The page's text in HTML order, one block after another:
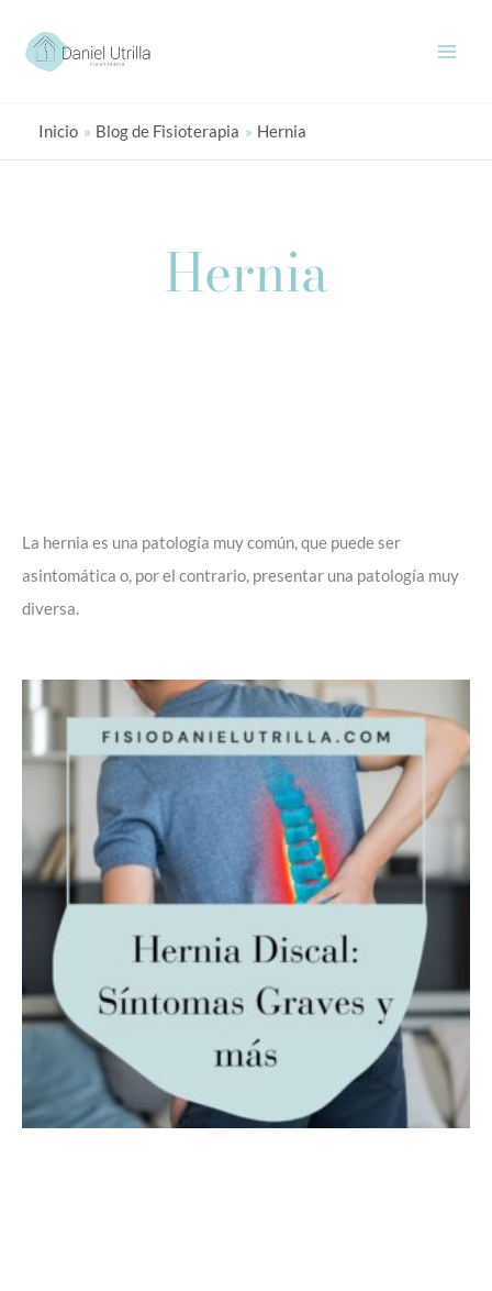
Inicio Blog de Fisioterapia Hernia
Hernia
La hernia es una patología muy común, que puede ser
asintomática o, por el contrario, presentar una patología muy
diversa.